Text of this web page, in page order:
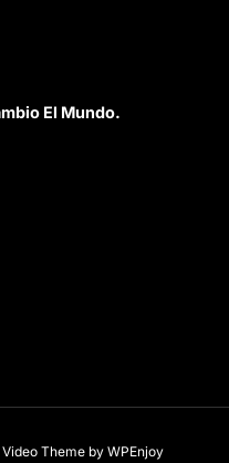
El Mundo.
Themeby WPEnjoy